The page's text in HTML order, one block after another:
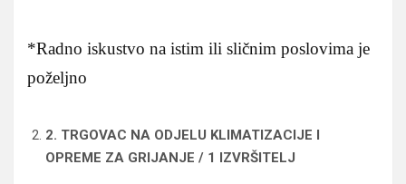
*Radno iskustvo na istim ili sličnim poslovima je
poželjno
2. TRGOVAC NA ODJELU KLIMATIZACIJE I
OPREME ZA GRIJANJE / 1 IZVRŠITELJ